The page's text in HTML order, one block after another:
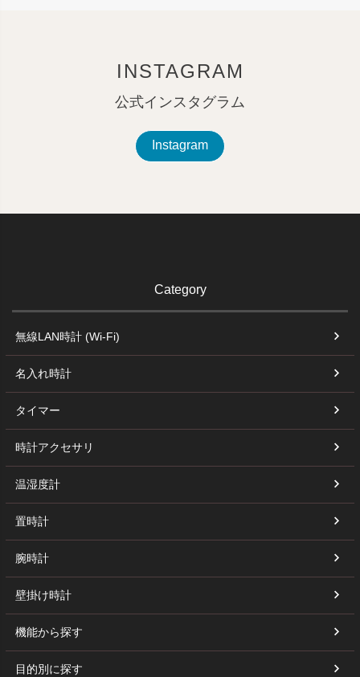
INSTAGRAM
公式インスタグラム
Instagram
Category
無線LAN時計 (Wi-Fi)
名入れ時計
タイマー
時計アクセサリ
温湿度計
置時計
腕時計
壁掛け時計
機能から探す
目的別に探す